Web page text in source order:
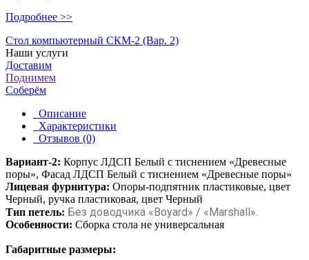
Подробнее >>
Стол компьютерный СКМ-2 (Вар. 2)
Наши услуги
Доставим
Поднимем
Соберём
Описание
Характеристики
Отзывов (0)
Вариант-2: Корпус ЛДСП Белый с тиснением «Древесные
поры», Фасад ЛДСП Белый с тиснением «Древесные поры»
Лицевая фурнитура: Опоры-подпятник пластиковые, цвет
Черный, ручка пластиковая, цвет Черный
Тип петель: Без доводчика «Boyard» / «Marshall».
Особенности: Сборка стола не универсальная
Габаритные размеры: